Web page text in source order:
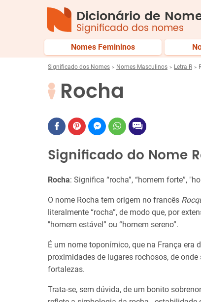
Dicionário de
Significado dos nomes
Nomes Femininos
Significado dos Nomes Nomes Masculinos Letra R
Rocha
Significado do Nome
Rocha: Significa “rocha”, “homem forte”,
O nome Rocha tem origem no francês
literalmente “rocha”, de modo que, por
"homem estável” ou “homem sereno”.
É um nome toponímico, que na França era
proximidades de lugares rochosos, de
fortalezas.
Trata-se, sem dúvida, de um bonito